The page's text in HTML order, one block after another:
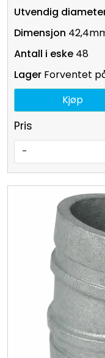
48
Forventet
Pris
-
Kjøp